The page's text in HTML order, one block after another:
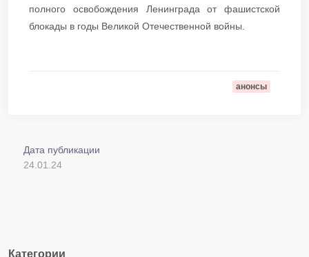
полного освобождения Ленинграда от фашистской
блокады в годы Великой Отечественной войны.
анонсы
Дата публикации
24.01.24
Категории